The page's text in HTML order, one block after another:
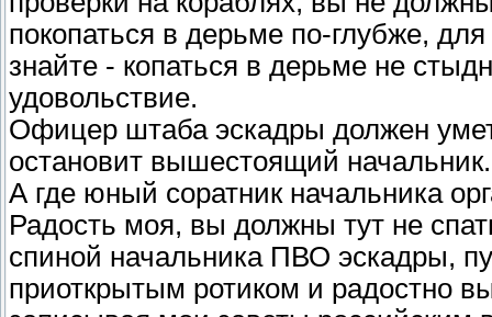
покопаться в дерьме по-глубже,
знайте - копаться в дерьме не
удовольствие.
Офицер штаба эскадры должен
остановит вышестоящий начальник.
А где юный соратник начальника
Радость моя, вы должны тут не
спиной начальника ПВО эскадры,
приоткрытым ротиком и радостно